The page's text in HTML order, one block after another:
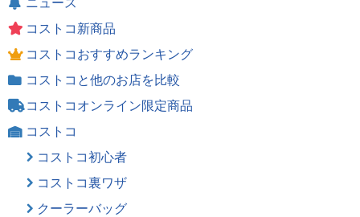
コストコ新商品
コストコおすすめランキング
コストコと他のお店を比較
コストコオンライン限定商品
コストコ
コストコ初心者
コストコ裏ワザ
クーラーバッグ